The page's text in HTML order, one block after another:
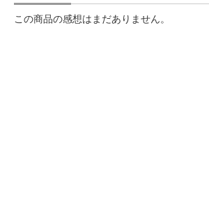
この商品の感想はまだありません。